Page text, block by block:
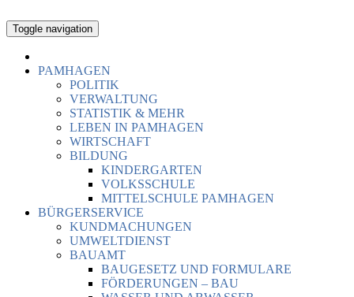
Toggle navigation
PAMHAGEN
POLITIK
VERWALTUNG
STATISTIK & MEHR
LEBEN IN PAMHAGEN
WIRTSCHAFT
BILDUNG
KINDERGARTEN
VOLKSSCHULE
MITTELSCHULE PAMHAGEN
BÜRGERSERVICE
KUNDMACHUNGEN
UMWELTDIENST
BAUAMT
BAUGESETZ UND FORMULARE
FÖRDERUNGEN – BAU